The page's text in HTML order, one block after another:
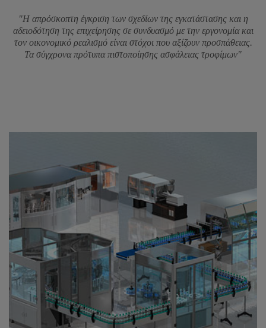
"Η απρόσκοπτη έγκριση των σχεδίων της εγκατάστασης και η
αδειοδότηση της επιχείρησης σε συνδυασμό με την εργονομία και
τον οικονομικό ρεαλισμό είναι στόχοι που αξίζουν προσπάθειας.
Τα σύγχρονα πρότυπα πιστοποίησης ασφάλειας τροφίμων"